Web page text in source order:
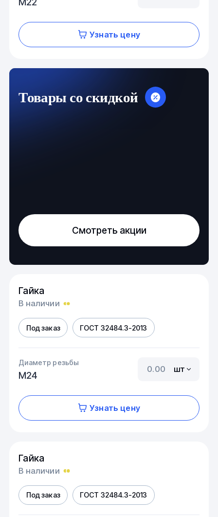
Узнать цену
Товары со скидкой
Смотреть акции
Гайка
В наличии
Под заказ ГОСТ 32484.3-2013
Диаметр резьбы
М24
шт
Узнать цену
Гайка
В наличии
Под заказ ГОСТ 32484.3-2013